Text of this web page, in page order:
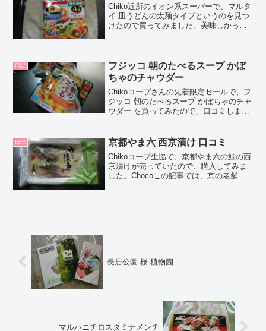
Chiko近所のイオン系スーパーで、マルタ
イ 皿うどんの太麺タイプというのを見つ
けたので買ってみました。美味しかった
について...
日記
フジッコ 朝のたべるスープ かぼ
ちゃのチャウダー
Chikoコープさんの先着限定セールで、フ
ジッコ 朝のたべるスープ かぼちゃのチャ
ウダー を買ってみたので、口コミしま
直な口コミやカロリーなどの栄養成分に
つい...
日記 京都やま六 西京漬け 口コミ
Chikoコープ生協で、京都やま六の鮭の西
京漬けが売っていたので、購入してみま
した。Chocoこの記事では、京の老舗、
長居公園 桜 植物園
マルハニチロスタミナメンチ